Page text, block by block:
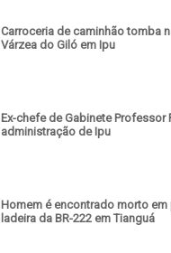
Carroceria de caminhão tomba
Várzea do Giló em Ipu
Ex-chefe de Gabinete Professor
administração de Ipu
Homem é encontrado morto
ladeira da BR-222 em Tianguá